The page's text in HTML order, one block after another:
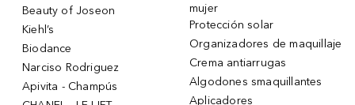
Beauty of Joseon
Kiehl’s
Biodance
Narciso Rodriguez
Apivita - Champús
mujer
Protección solar
Organizadores de maquillaje
Crema antiarrugas
Algodones smaquillantes
Aplicadores